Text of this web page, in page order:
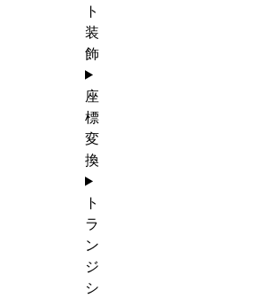
ト
装
飾
座
標
変
換
ト
ラ
ン
ジ
シ